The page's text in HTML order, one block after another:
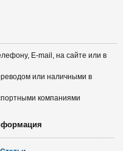
E-mail, на сайте или в
или наличными в
компаниями